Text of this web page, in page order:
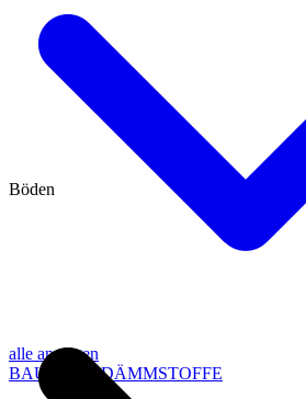
alle anzeigen
BAU- UND DÄMMSTOFFE
Böden